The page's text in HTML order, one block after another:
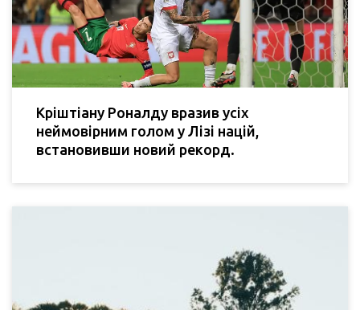
Кріштіану Роналду вразив усіх
неймовірним голом у Лізі націй,
встановивши новий рекорд.